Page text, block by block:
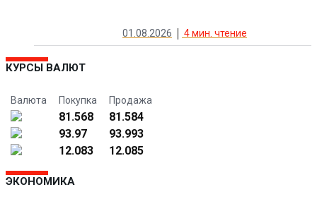
01.08.2026 4мин. чтение
КУРСЫ ВАЛЮТ
Валюта Покупка Продажа
81.568
81.584
93.97
93.993
12.083
12.085
ЭКОНОМИКА